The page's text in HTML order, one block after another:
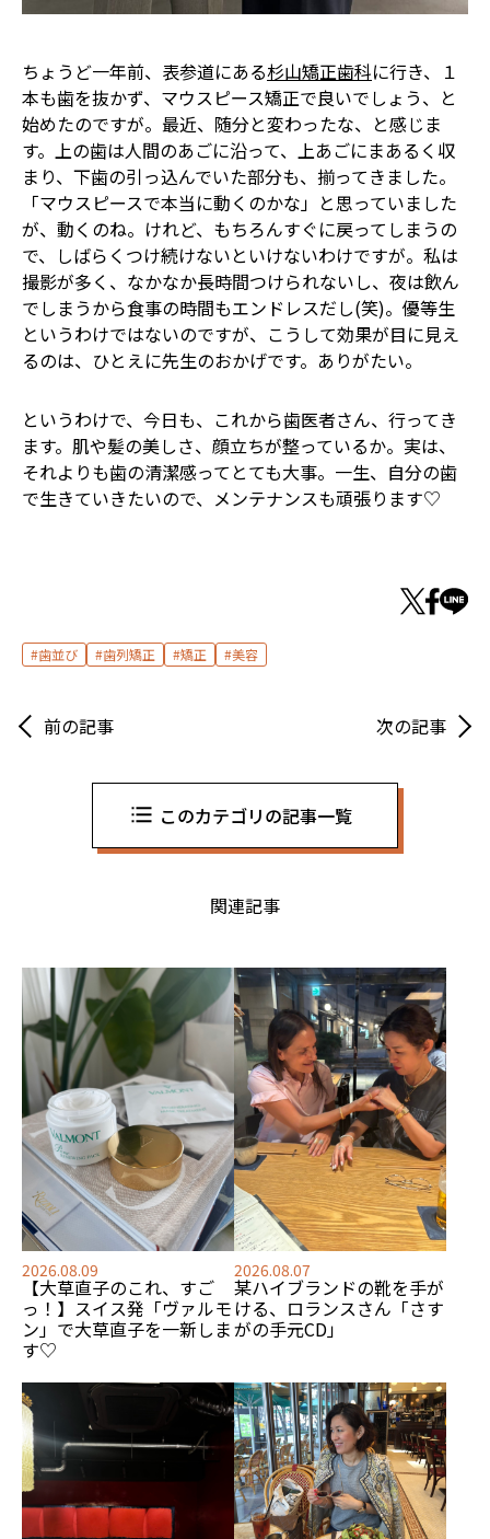
ちょうど一年前、表参道にある杉山矯正歯科に行き、１
本も歯を抜かず、マウスピース矯正で良いでしょう、と
始めたのですが。最近、随分と変わったな、と感じま
す。上の歯は人間のあごに沿って、上あごにまあるく収
まり、下歯の引っ込んでいた部分も、揃ってきました。
「マウスピースで本当に動くのかな」と思っていました
が、動くのね。けれど、もちろんすぐに戻ってしまうの
で、しばらくつけ続けないといけないわけですが――。私は
撮影が多く、なかなか長時間つけられないし、夜は飲ん
でしまうから食事の時間もエンドレスだし(笑)。優等生
というわけではないのですが、こうして効果が目に見え
るのは、ひとえに先生のおかげです。ありがたい。
というわけで、今日も、これから歯医者さん、行ってき
ます。肌や髪の美しさ、顔立ちが整っているか。実は、
それよりも歯の清潔感ってとても大事。一生、自分の歯
で生きていきたいので、メンテナンスも頑張ります♡
歯並び 歯列矯正 矯正 美容
前の記事 次の記事
このカテゴリの記事一覧
関連記事
2026.08.09
【大草直子のこれ、すご
っ！】スイス発「ヴァルモ
ン」で大草直子を一新しま
す♡
2026.08.07
某ハイブランドの靴を手が
ける、 ロランスさん「さす
がの手元CD」